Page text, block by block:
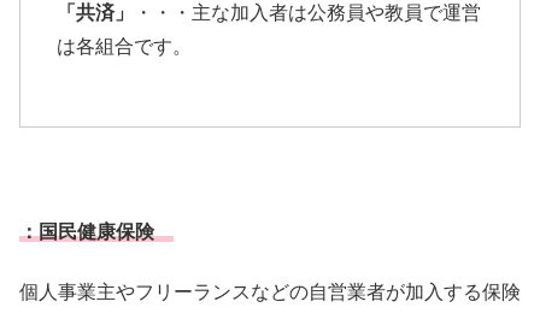
「共済」
・・・主な加入者は公務員や教員で運営
は各組合です。
：国民健康保険
個人事業主やフリーランスなどの自営業者が加入する保険